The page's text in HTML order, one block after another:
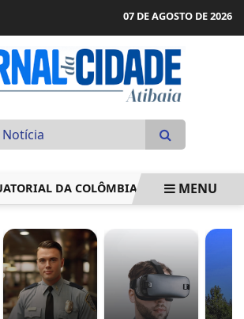
07 DE AGOSTO DE 2026
DA COLÔMBIA ZONA AZUL TEM
MENU